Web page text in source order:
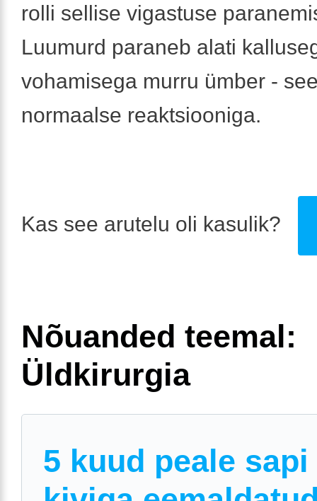
rolli sellise vigastuse
Luumurd paraneb alati
vohamisega murru ümber -
normaalse reaktsiooniga.
Kas see arutelu oli kasulik?
Nõuanded teemal:
Üldkirurgia
5 kuud peale